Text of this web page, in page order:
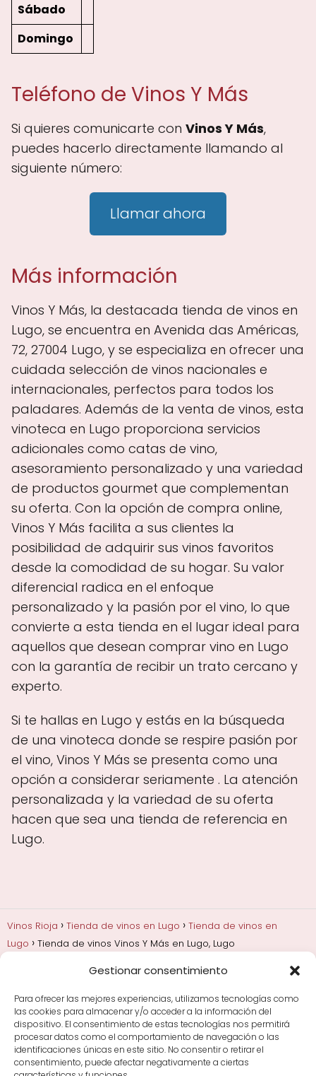
Gestionar consentimiento
Para ofrecer las mejores experiencias, utilizamos tecnologías como
las cookies para almacenar y/o acceder a la información del
dispositivo. El consentimiento de estas tecnologías nos permitirá
procesar datos como el comportamiento de navegación o las
identificaciones únicas en este sitio. No consentir o retirar el
consentimiento, puede afectar negativamente a ciertas
Sábado
Domingo
Teléfono de Vinos Y Más
Si quieres comunicarte con Vinos Y Más,
puedes hacerlo directamente llamando al
siguiente número:
Llamar ahora
Más información
Vinos Y Más, la destacada tienda de vinos en
Lugo, se encuentra en Avenida das Américas,
72, 27004 Lugo, y se especializa en ofrecer una
cuidada selección de vinos nacionales e
internacionales, perfectos para todos los
paladares. Además de la venta de vinos, esta
vinoteca en Lugo proporciona servicios
adicionales como catas de vino,
asesoramiento personalizado y una variedad
de productos gourmet que complementan
su oferta. Con la opción de compra online,
Vinos Y Más facilita a sus clientes la
posibilidad de adquirir sus vinos favoritos
desde la comodidad de su hogar. Su valor
diferencial radica en el enfoque
personalizado y la pasión por el vino, lo que
convierte a esta tienda en el lugar ideal para
aquellos que desean comprar vino en Lugo
con la garantía de recibir un trato cercano y
experto.
Si te hallas en Lugo y estás en la búsqueda
de una vinoteca donde se respire pasión por
el vino, Vinos Y Más se presenta como una
opción a considerar seriamente . La atención
personalizada y la variedad de su oferta
hacen que sea una tienda de referencia en
Lugo.
Vinos Rioja Tienda de vinos en Lugo
Tienda de vinos en
Lugo
Tienda de vinos Vinos Y Más en Lugo, Lugo
Añadas, crianza y guarda
Bodegas y marcas de
Comprar vino
Rioja y guías de regalo
Cultura del vino y
curiosidades
Enoturismo en Rioja
Maridajes y vino en la mesa
Tiendas de vino por